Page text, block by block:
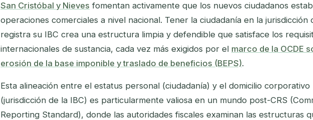
San Cristóbal y Nieves fomentan activamente que los nuevos ciudadanos
operaciones comerciales a nivel nacional. Tener la ciudadanía en la jurisdicción
registra su IBC crea una estructura limpia y defendible que satisface los
internacionales de sustancia, cada vez más exigidos por el marco de la OCDE
erosión de la base imponible y traslado de beneficios (BEPS).
Esta alineación entre el estatus personal (ciudadanía) y el domicilio corporativo
(jurisdicción de la IBC) es particularmente valiosa en un mundo post-CRS
Reporting Standard), donde las autoridades fiscales examinan las estructuras